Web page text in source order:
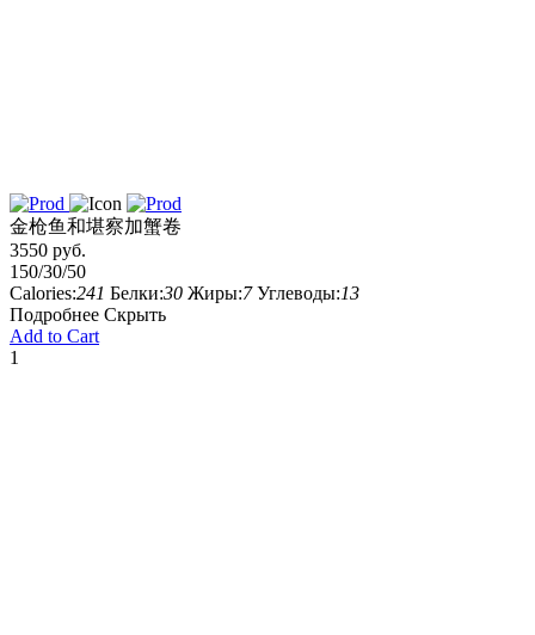
金枪鱼和堪察加蟹卷
3550 руб.
150/30/50
Calories:241 Белки:30 Жиры:7 Углеводы:13
Подробнее Скрыть
Add to Cart
1